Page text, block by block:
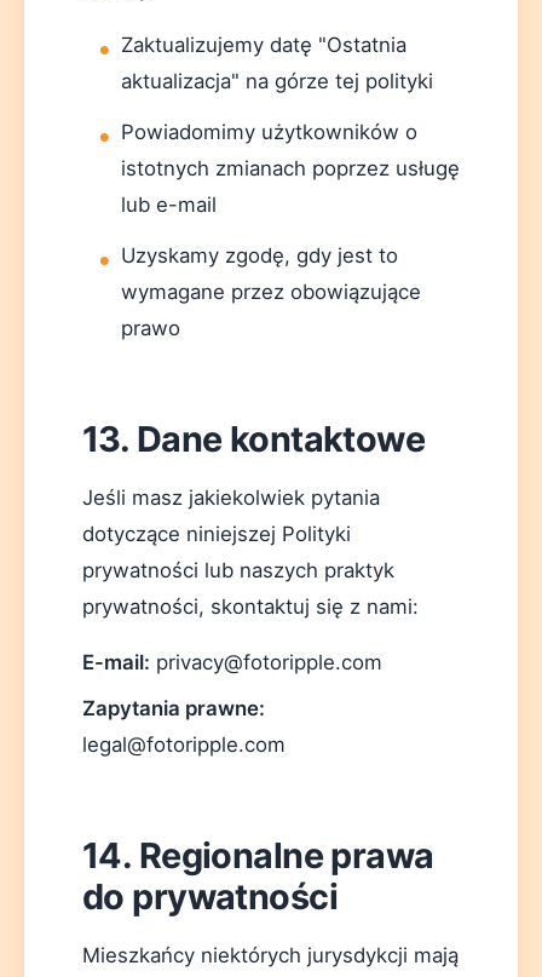
Zaktualizujemy datę "Ostatnia
aktualizacja" na górze tej polityki
Powiadomimy użytkowników o
istotnych zmianach poprzez usługę
lub e-mail
Uzyskamy zgodę, gdy jest to
wymagane przez obowiązujące
prawo
13. Dane kontaktowe
Jeśli masz jakiekolwiek pytania
dotyczące niniejszej Polityki
prywatności lub naszych praktyk
prywatności, skontaktuj się z nami:
E-mail: privacy@fotoripple.com
Zapytania prawne:
legal@fotoripple.com
14. Regionalne prawa
do prywatności
Mieszkańcy niektórych jurysdykcji mają